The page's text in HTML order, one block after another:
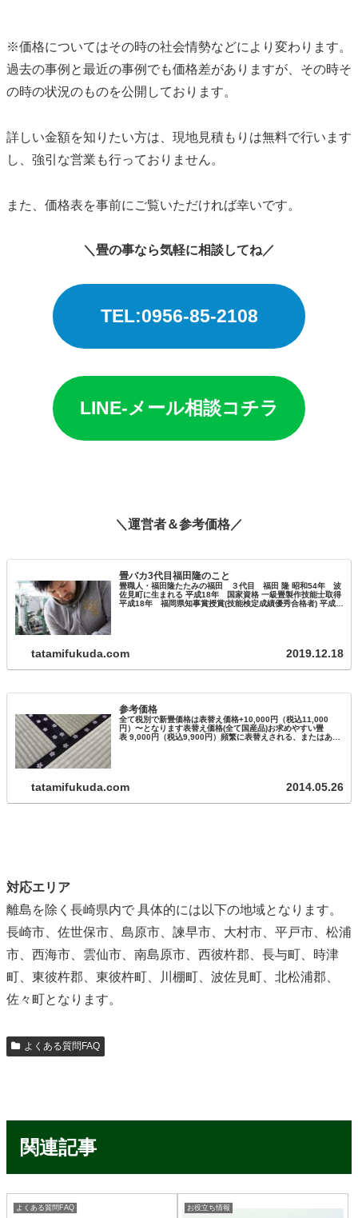
※価格についてはその時の社会情勢などにより変わります。
過去の事例と最近の事例でも価格差がありますが、その時そ
の時の状況のものを公開しております。
詳しい金額を知りたい方は、現地見積もりは無料で行います
し、強引な営業も行っておりません。
また、価格表を事前にご覧いただければ幸いです。
＼畳の事なら気軽に相談してね／
TEL:0956-85-2108
LINE-メール相談コチラ
＼運営者＆参考価格／
畳バカ3代目福田隆のこと
畳職人・福田隆たたみの福田 ３代目 福田 隆 昭和54年 波
佐見町に生まれる 平成18年 国家資格 一級畳製作技能士取得
平成18年 福岡県知事賞授賞(技能検定成績優秀合格者) 平成
tatamifukuda.com 2019.12.18
参考価格
全て税別で新畳価格は表替え価格+10,000円（税込11,000
円）〜となります表替え価格(全て国産品)お求めやすい畳
表 9,000円（税込9,900円）頻繁に表替えされる、またはあま
tatamifukuda.com 2014.05.26
対応エリア
離島を除く長崎県内で 具体的には以下の地域となります。
長崎市、佐世保市、島原市、諫早市、大村市、平戸市、松浦
市、西海市、雲仙市、南島原市、西彼杵郡、長与町、時津
町、東彼杵郡、東彼杵町、川棚町、波佐見町、北松浦郡、
佐々町となります。
よくある質問FAQ
関連記事
よくある質問FAQ お役立ち情報